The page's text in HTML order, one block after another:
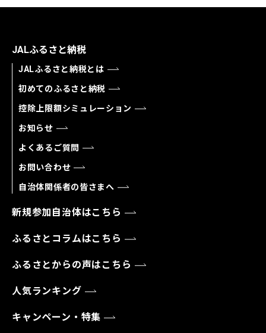
JALふるさと納税
JALふるさと納税とは
初めてのふるさと納税
控除上限額シミュレーション
お知らせ
よくあるご質問
お問い合わせ
自治体関係者の皆さまへ
新規参加自治体はこちら
ふるさとコラムはこちら
ふるさとからの声はこちら
人気ランキング
キャンペーン・特集